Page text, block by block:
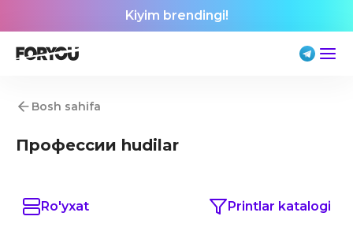
Kiyim brendingi!
Bosh sahifa
Профессии hudilar
Ro'yxat Printlar katalogi